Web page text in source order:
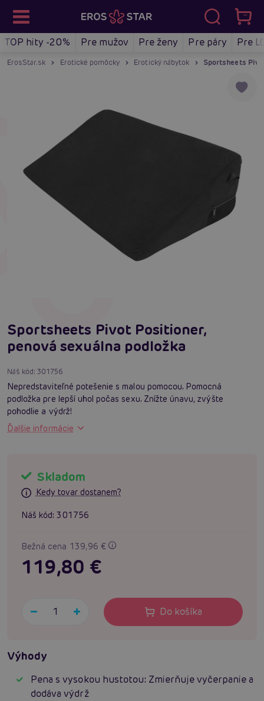
TOP hity -20% Pre mužov Pre ženy Pre páry Pre
ErosStar.sk Erotické pomôcky Erotický nábytok Sportsheets
Sportsheets Pivot Positioner,
penová sexuálna podložka
Náš kód:301756
Nepredstaviteľné potešenie s malou pomocou. Pomocná
podložka pre lepší uhol počas sexu. Znížte únavu, zvýšte
pohodlie a výdrž!
Ďalšie informácie
Skladom
Kedy tovar dostanem?
Náš kód: 301756
Bežná cena 139,96 €
119,80 €
Do košíka
Výhody
Pena s vysokou hustotou: Zmierňuje vyčerpanie a
dodáva výdrž